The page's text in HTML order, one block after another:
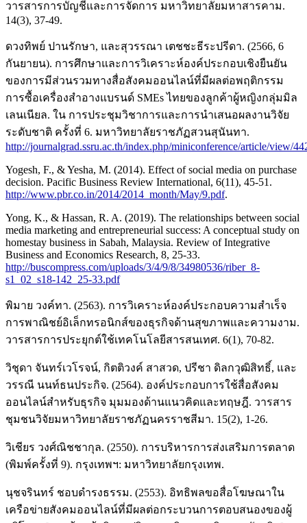
วารสารการบัญชีและการจัดการ มหาวิทยาลัยมหาสารคาม.
14(3), 37-49.
ดวงทิพย์ ปานรักษา, และสุวรรณา เตชชะธีระปรีดา. (2566, 6
กันยายน). การศึกษาและการวิเคราะห์องค์ประกอบเชิงยืนยัน
ของการมีส่วนรวมทางสื่อสังคมออนไลน์ที่มีผลต่อพฤติกรรม
การซื้อเครื่องสำอางแบรนด์ SMEs ไทยของลูกค้าผู้หญิงกลุ่มมิล
เลนเนียล. ใน การประชุมวิชาการและการนำเสนอผลงานวิจัย
ระดับชาติ ครั้งที่ 6. มหาวิทยาลัยราชภัฏสวนสุนันทา.
http://journalgrad.ssru.ac.th/index.php/miniconference/article/view/
Yogesh, F., & Yesha, M. (2014). Effect of social media on purchase
decision. Pacific Business Review International, 6(11), 45-51.
http://www.pbr.co.in/2014/2014_month/May/9.pdf.
Yong, K., & Hassan, R. A. (2019). The relationships between social
media marketing and entrepreneurial success: A conceptual study on
homestay business in Sabah, Malaysia. Review of Integrative
Business and Economics Research, 8, 25-33.
http://buscompress.com/uploads/3/4/9/8/34980536/riber_8-
s1_02_s18-142_25-33.pdf
พิมาย วงค์ทา. (2563). การวิเคราะห์องค์ประกอบความสำเร็จ
การพาณิชย์อิเล็กทรอนิกส์ของธุรกิจด้านสุขภาพและความงาม.
วารสารการประยุกต์ใช้เทคโนโลยีสารสนเทศ. 6(1), 70-82.
วิชุดา จันทร์เวโรจน์, กิตติวงค์ สาสวด, ปรีชา ดิลกวุฒิสิทธิ์, และ
วรรณี นนท์ธนประกิจ. (2564). องค์ประกอบการใช้สื่อสังคม
ออนไลน์สำหรับธุรกิจ มุมมองด้านแนวคิดและทฤษฎี. วารสาร
ชุมชนวิจัยมหาวิทยาลัยราชภัฏนครราชสีมา. 15(2), 1-26.
วิเชียร วงศ์ณิชชากุล. (2550). การบริหารการส่งเสริมการตลาด
(พิมพ์ครั้งที่ 9). กรุงเทพฯ: มหาวิทยาลัยกรุงเทพ.
นุชจรินทร์ ชอบดำรงธรรม. (2553). อิทธิพลขอสื่อโฆษณาใน
เครือข่ายสังคมออนไลน์ที่มีผลต่อกระบวนการตอบสนองของผู้